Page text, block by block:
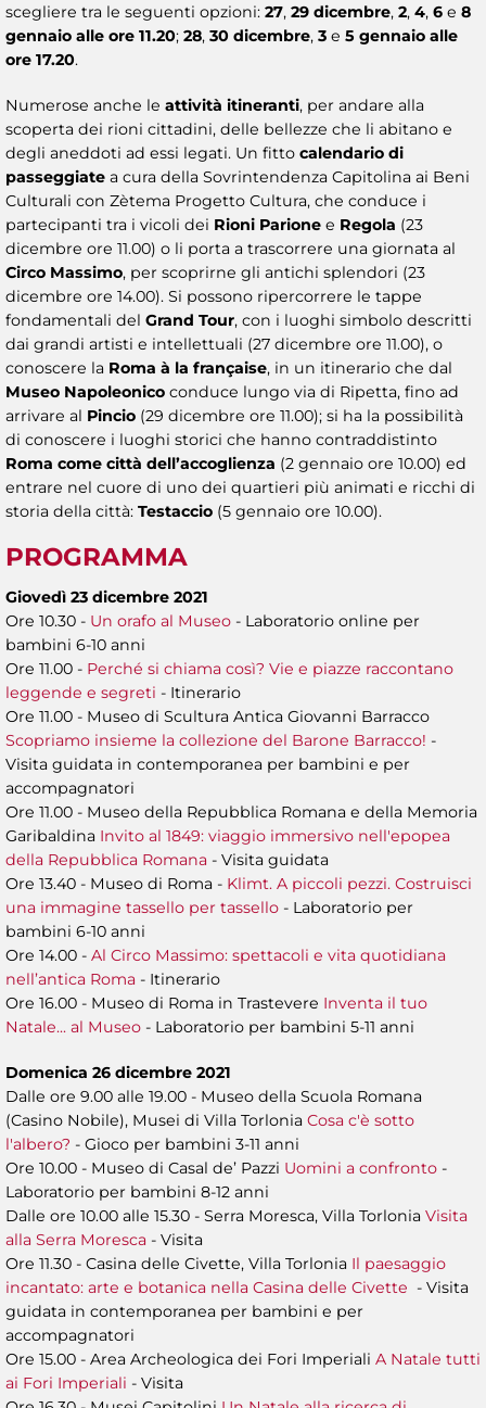
scegliere tra le seguenti opzioni: 27, 29 dicembre, 2, 4, 6 e 8
gennaio alle ore 11.20; 28, 30 dicembre, 3 e 5 gennaio alle
ore 17.20.
Numerose anche le attività itineranti, per andare alla
scoperta dei rioni cittadini, delle bellezze che li abitano e
degli aneddoti ad essi legati. Un fitto calendario di
passeggiate a cura della Sovrintendenza Capitolina ai Beni
Culturali con Zètema Progetto Cultura, che conduce i
partecipanti tra i vicoli dei Rioni Parione e Regola (23
dicembre ore 11.00) o li porta a trascorrere una giornata al
Circo Massimo, per scoprirne gli antichi splendori (23
dicembre ore 14.00). Si possono ripercorrere le tappe
fondamentali del Grand Tour, con i luoghi simbolo descritti
dai grandi artisti e intellettuali (27 dicembre ore 11.00), o
conoscere la Roma à la française, in un itinerario che dal
Museo Napoleonico conduce lungo via di Ripetta, fino ad
arrivare al Pincio (29 dicembre ore 11.00); si ha la possibilità
di conoscere i luoghi storici che hanno contraddistinto
Roma come città dell’accoglienza (2 gennaio ore 10.00) ed
entrare nel cuore di uno dei quartieri più animati e ricchi di
storia della città: Testaccio (5 gennaio ore 10.00).
PROGRAMMA
Giovedì 23 dicembre 2021
Ore 10.30 - Un orafo al Museo - Laboratorio online per
bambini 6-10 anni
Ore 11.00 - Perché si chiama così? Vie e piazze raccontano
leggende e segreti - Itinerario
Ore 11.00 - Museo di Scultura Antica Giovanni Barracco
Scopriamo insieme la collezione del Barone Barracco! -
Visita guidata in contemporanea per bambini e per
accompagnatori
Ore 11.00 - Museo della Repubblica Romana e della Memoria
Garibaldina Invito al 1849: viaggio immersivo nell'epopea
della Repubblica Romana - Visita guidata
Ore 13.40 - Museo di Roma - Klimt. A piccoli pezzi. Costruisci
una immagine tassello per tassello - Laboratorio per
bambini 6-10 anni
Ore 14.00 - Al Circo Massimo: spettacoli e vita quotidiana
nell’antica Roma - Itinerario
Ore 16.00 - Museo di Roma in Trastevere Inventa il tuo
Natale... al Museo - Laboratorio per bambini 5-11 anni
Domenica 26 dicembre 2021
Dalle ore 9.00 alle 19.00 - Museo della Scuola Romana
(Casino Nobile), Musei di Villa Torlonia Cosa c'è sotto
l'albero? - Gioco per bambini 3-11 anni
Ore 10.00 - Museo di Casal de’ Pazzi Uomini a confronto -
Laboratorio per bambini 8-12 anni
Dalle ore 10.00 alle 15.30 - Serra Moresca, Villa Torlonia Visita
alla Serra Moresca - Visita
Ore 11.30 - Casina delle Civette, Villa Torlonia Il paesaggio
incantato: arte e botanica nella Casina delle Civette - Visita
guidata in contemporanea per bambini e per
accompagnatori
Ore 15.00 - Area Archeologica dei Fori Imperiali A Natale tutti
ai Fori Imperiali - Visita